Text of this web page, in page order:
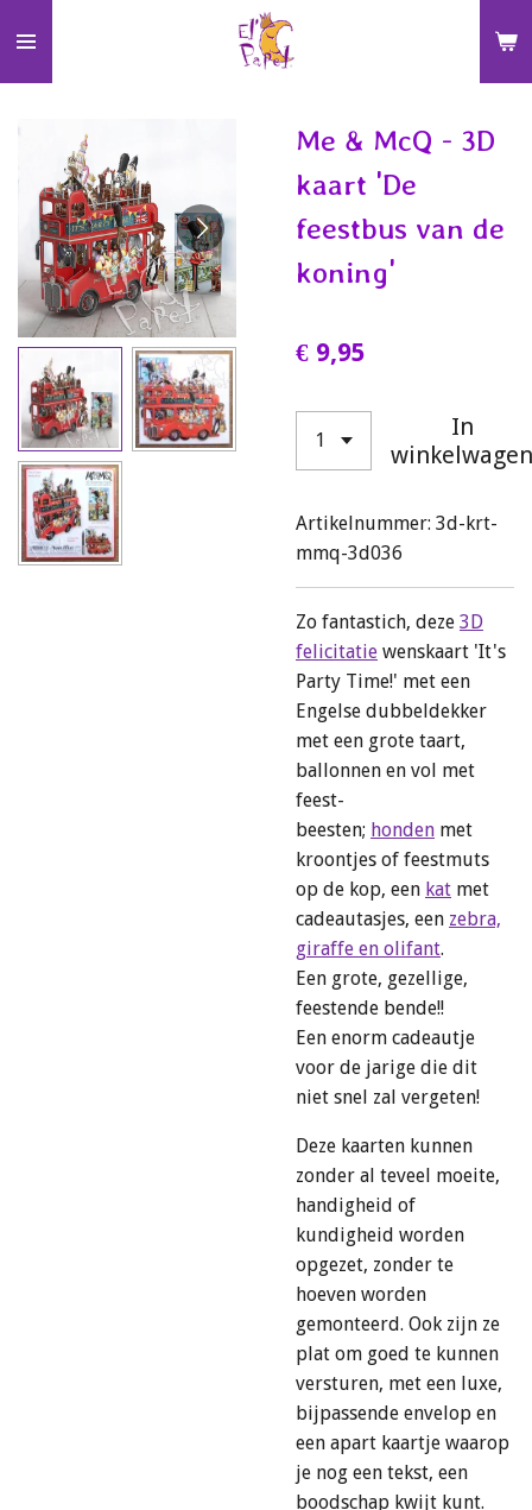
direct
naar
hoofdinhoud
Me & McQ - 3D
kaart 'De
feestbus van de
koning'
€ 9,95
In
winkelwagen
Artikelnummer: 3d-krt-
mmq-3d036
Zo fantastich, deze 3D
felicitatie wenskaart 'It's
Party Time!' met een
Engelse dubbeldekker
met een grote taart,
ballonnen en vol met
feest-
beesten; honden met
kroontjes of feestmuts
op de kop, een kat met
cadeautasjes, een zebra,
giraffe en olifant.
Een grote, gezellige,
feestende bende!!
Een enorm cadeautje
voor de jarige die dit
niet snel zal vergeten!
Deze kaarten kunnen
zonder al teveel moeite,
handigheid of
kundigheid worden
opgezet, zonder te
hoeven worden
gemonteerd. Ook zijn ze
plat om goed te kunnen
versturen, met een luxe,
bijpassende envelop en
een apart kaartje waarop
je nog een tekst, een
boodschap kwijt kunt.